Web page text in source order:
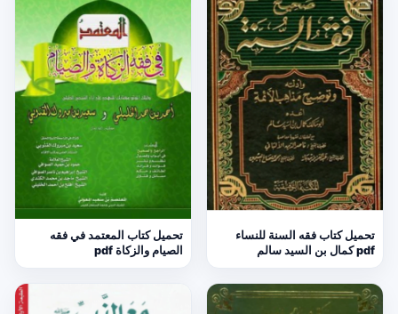
تحميل كتاب فقه السنة للنساء
pdf كمال بن السيد سالم
تحميل كتاب المعتمد في فقه
الصيام والزكاة pdf